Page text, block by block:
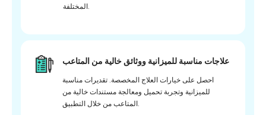
المختلفة.
علاجات مناسبة للميزانية ووثائق خالية من المتاعب
احصل على خيارات العلاج المخصصة. تقديرات مناسبة
للميزانية وتجربة تحميل ومعالجة مستندات خالية من
المتاعب من خلال التطبيق.